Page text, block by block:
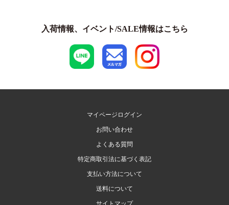
入荷情報、イベント/SALE情報はこちら
マイページログイン
お問い合わせ
よくある質問
特定商取引法に基づく表記
支払い方法について
送料について